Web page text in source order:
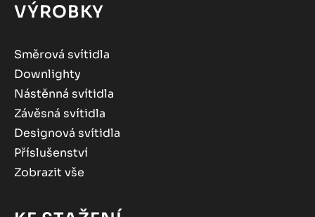
VÝROBKY
Směrová svítidla
Downlighty
Nástěnná svítidla
Závěsná svítidla
Designová svítidla
Příslušenství
Zobrazit vše